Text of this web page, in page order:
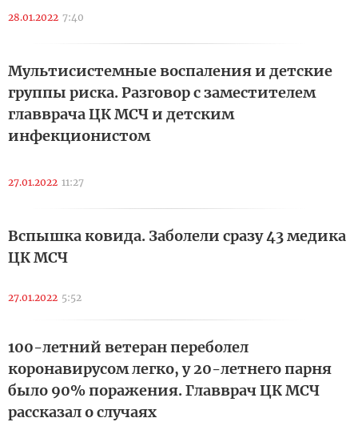
28.01.2022 7:40
Мультисистемные воспаления и детские
группы риска. Разговор с заместителем
главврача ЦК МСЧ и детским
инфекционистом
27.01.2022 11:27
Вспышка ковида. Заболели сразу 43 медика
ЦК МСЧ
27.01.2022 5:52
100-летний ветеран переболел
коронавирусом легко, у 20-летнего парня
было 90% поражения. Главврач ЦК МСЧ
рассказал о случаях